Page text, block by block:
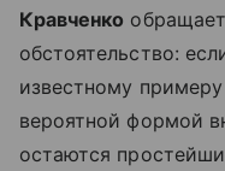
Кравченко
обстоятельство:
известному
вероятной формой
остаются